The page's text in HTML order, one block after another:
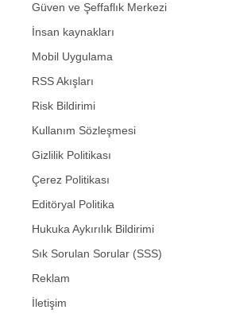
Güven ve Şeffaflık Merkezi
İnsan kaynakları
Mobil Uygulama
RSS Akışları
Risk Bildirimi
Kullanım Sözleşmesi
Gizlilik Politikası
Çerez Politikası
Editöryal Politika
Hukuka Aykırılık Bildirimi
Sık Sorulan Sorular (SSS)
Reklam
İletişim